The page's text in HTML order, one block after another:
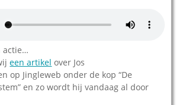
actie…
een artikel over Jos
op Jingleweb onder de kop “De
en zo wordt hij vandaag al door